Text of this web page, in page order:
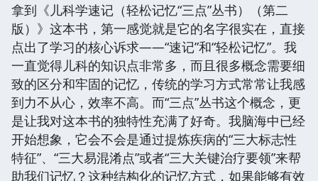
拿到《儿科学速记（轻松记忆“三点”丛书）（第二
版）》这本书，第一感觉就是它的名字很实在，直接
点出了学习的核心诉求——“速记”和“轻松记忆”。我
一直觉得儿科的知识点非常多，而且很多概念需要细
致的区分和牢固的记忆，传统的学习方式常常让我感
到力不从心，效率不高。而“三点”丛书这个概念，更
是让我对这本书的独特性充满了好奇。我脑海中已经
开始想象，它会不会是通过提炼疾病的“三大标志性
特征”、“三大易混淆点”或者“三大关键治疗要领”来帮
助我们记忆？这种结构化的记忆方式，如果能够有效